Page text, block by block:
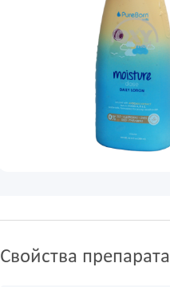
Свойства препарата